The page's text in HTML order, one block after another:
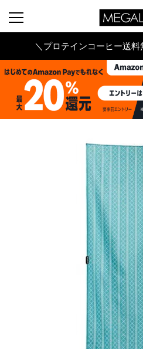
＼プロテインコーヒー送